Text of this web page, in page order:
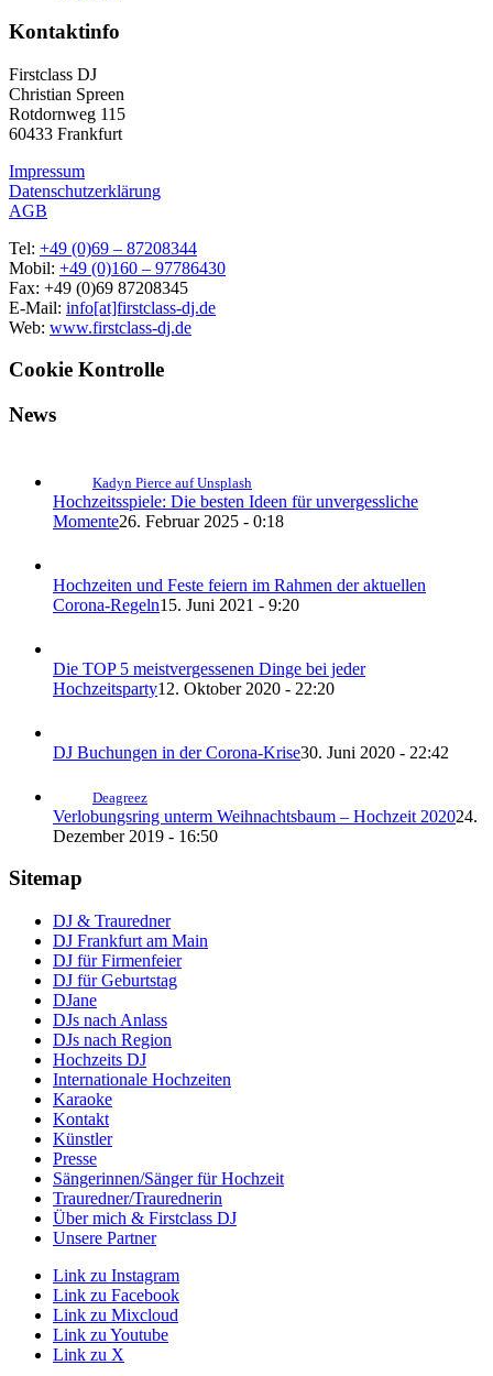
Kontaktinfo
Firstclass DJ
Christian Spreen
Rotdornweg 115
60433 Frankfurt
Impressum
Datenschutzerklärung
AGB
Tel: +49 (0)69 – 87208344
Mobil: +49 (0)160 – 97786430
Fax: +49 (0)69 87208345
E-Mail: info[at]firstclass-dj.de
Web: www.firstclass-dj.de
Cookie Kontrolle
News
Kadyn Pierce auf Unsplash
Hochzeitsspiele: Die besten Ideen für unvergessliche
Momente26. Februar 2025 - 0:18
Hochzeiten und Feste feiern im Rahmen der aktuellen
Corona-Regeln15. Juni 2021 - 9:20
Die TOP 5 meistvergessenen Dinge bei jeder
Hochzeitsparty12. Oktober 2020 - 22:20
DJ Buchungen in der Corona-Krise30. Juni 2020 - 22:42
Deagreez
Verlobungsring unterm Weihnachtsbaum – Hochzeit 202024.
Dezember 2019 - 16:50
Sitemap
DJ & Trauredner
DJ Frankfurt am Main
DJ für Firmenfeier
DJ für Geburtstag
DJane
DJs nach Anlass
DJs nach Region
Hochzeits DJ
Internationale Hochzeiten
Karaoke
Kontakt
Künstler
Presse
Sängerinnen/Sänger für Hochzeit
Trauredner/Traurednerin
Über mich & Firstclass DJ
Unsere Partner
Link zu Instagram
Link zu Facebook
Link zu Mixcloud
Link zu Youtube
Link zu X